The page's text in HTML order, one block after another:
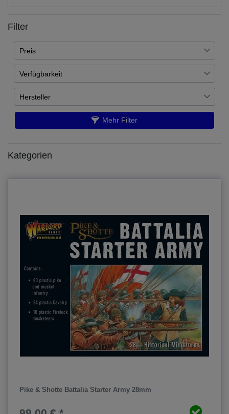
Filter
Preis
€ ― €
Übernehmen
Verfügbarkeit
Auf Lager 12
Hersteller
Warlord Games 12
Mehr Filter
Kategorien
Pike & Shotte Battalia Starter Army 28mm